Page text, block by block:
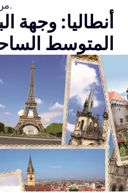
من مختلف أنحاء العالم.
أنطاليا: وجهة
المتوسط